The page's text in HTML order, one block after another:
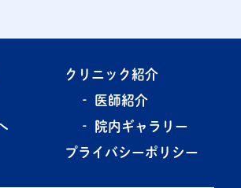
クリニック紹介
‐ 医師紹介
‐ 院内ギャラリー
プライバシーポリシー